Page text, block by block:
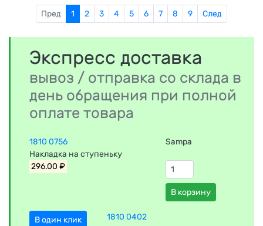
Пред 1 2 3 4 5 6 7 8 9 След
Экспресс доставка
вывоз / отправка со склада в
день обращения при полной
оплате товара
1810 0756
Sampa
Накладка на ступеньку
296.00 ₽
В корзину
В один клик 1810 0402